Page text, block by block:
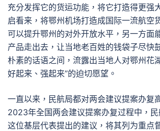
充分发挥它的货运功能，将它打造得更强
启看来，将鄂州机场打造成国际一流航空
可以提升鄂州的对外开放水平，另一方面
产品走出去，让当地老百姓的钱袋子尽快
朴素的话语之间，流露出当地人对鄂州花
好起来、强起来”的迫切愿望。
一直以来，民航局都对两会建议提案办复
2023年全国两会建议提案办复过程中，
这位基层代表提出的建议，将其列为重点